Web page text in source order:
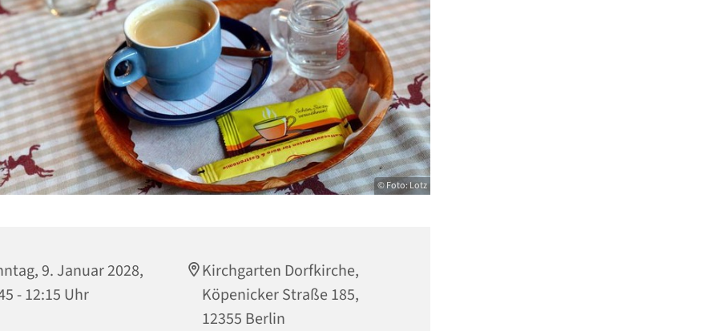
© Foto: Lotz
9. Januar 2028,
- 12:15 Uhr
Kirchgarten Dorfkirche,
Köpenicker Straße 185,
12355 Berlin